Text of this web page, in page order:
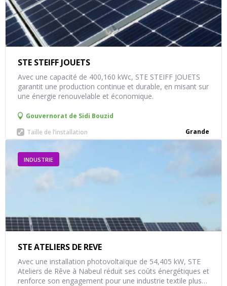
STE STEIFF JOUETS
Avec une capacité de 400,160 kWc, STE STEIFF JOUETS
garantit une production continue et durable, en misant sur
une énergie renouvelable et économique.
Gouvernorat de Sidi Bouzid
Taille de l’installation
Grande
INDUSTRIE
STE ATELIERS DE REVE
Avec une installation photovoltaïque de 54,405 kW, STE
Ateliers de Rêve à Nabeul réduit ses coûts énergétiques et
renforce son engagement pour une industrie textile plus